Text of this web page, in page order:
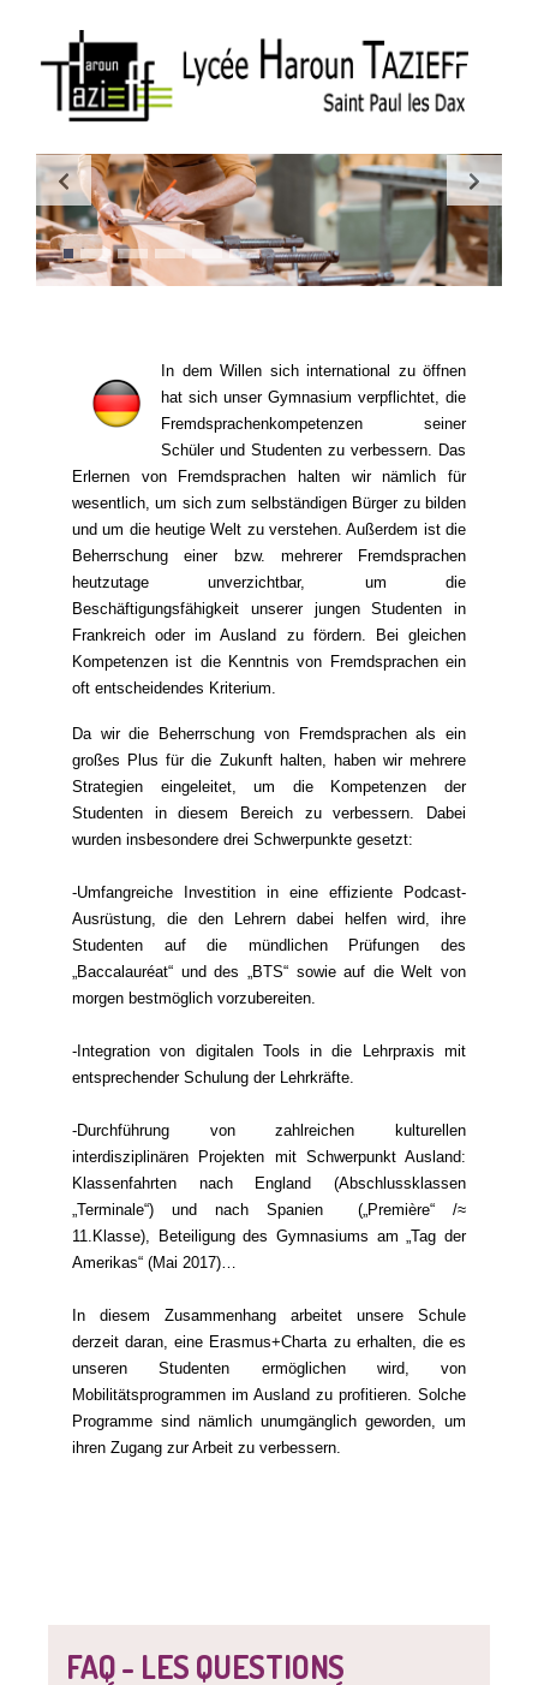
FAQ - LES QUESTIONS
In dem Willen sich international zu öffnen
hat sich unser Gymnasium verpflichtet, die
Fremdsprachenkompetenzen seiner
Schüler und Studenten zu verbessern. Das
Erlernen von Fremdsprachen halten wir nämlich für
wesentlich, um sich zum selbständigen Bürger zu bilden
und um die heutige Welt zu verstehen. Außerdem ist die
Beherrschung einer bzw. mehrerer Fremdsprachen
heutzutage unverzichtbar, um die
Beschäftigungsfähigkeit unserer jungen Studenten in
Frankreich oder im Ausland zu fördern. Bei gleichen
Kompetenzen ist die Kenntnis von Fremdsprachen ein
oft entscheidendes Kriterium.
Da wir die Beherrschung von Fremdsprachen als ein
großes Plus für die Zukunft halten, haben wir mehrere
Strategien eingeleitet, um die Kompetenzen der
Studenten in diesem Bereich zu verbessern. Dabei
wurden insbesondere drei Schwerpunkte gesetzt:
-Umfangreiche Investition in eine effiziente Podcast-
Ausrüstung, die den Lehrern dabei helfen wird, ihre
Studenten auf die mündlichen Prüfungen des
„Baccalauréat“ und des „BTS“ sowie auf die Welt von
morgen bestmöglich vorzubereiten.
-Integration von digitalen Tools in die Lehrpraxis mit
entsprechender Schulung der Lehrkräfte.
-Durchführung von zahlreichen kulturellen
interdisziplinären Projekten mit Schwerpunkt Ausland:
Klassenfahrten nach England (Abschlussklassen
„Terminale“) und nach Spanien („Première“ /≈
11.Klasse), Beteiligung des Gymnasiums am „Tag der
Amerikas“ (Mai 2017)…
In diesem Zusammenhang arbeitet unsere Schule
derzeit daran, eine Erasmus+Charta zu erhalten, die es
unseren Studenten ermöglichen wird, von
Mobilitätsprogrammen im Ausland zu profitieren. Solche
Programme sind nämlich unumgänglich geworden, um
ihren Zugang zur Arbeit zu verbessern.